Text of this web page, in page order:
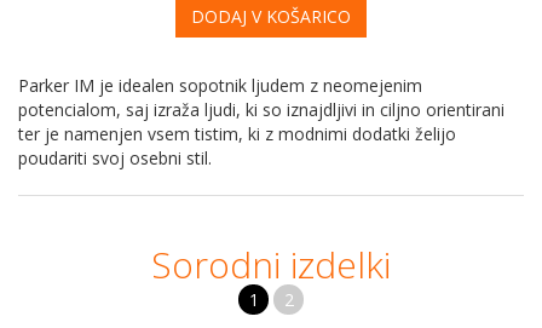
DODAJ V KOŠARICO
Parker IM je idealen sopotnik ljudem z neomejenim
potencialom, saj izraža ljudi, ki so iznajdljivi in ciljno orientirani
ter je namenjen vsem tistim, ki z modnimi dodatki želijo
poudariti svoj osebni stil.
Sorodni izdelki
1 2